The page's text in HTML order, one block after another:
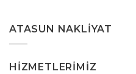
ATASUN NAKLIYAT
HIZMETLERIMIZ